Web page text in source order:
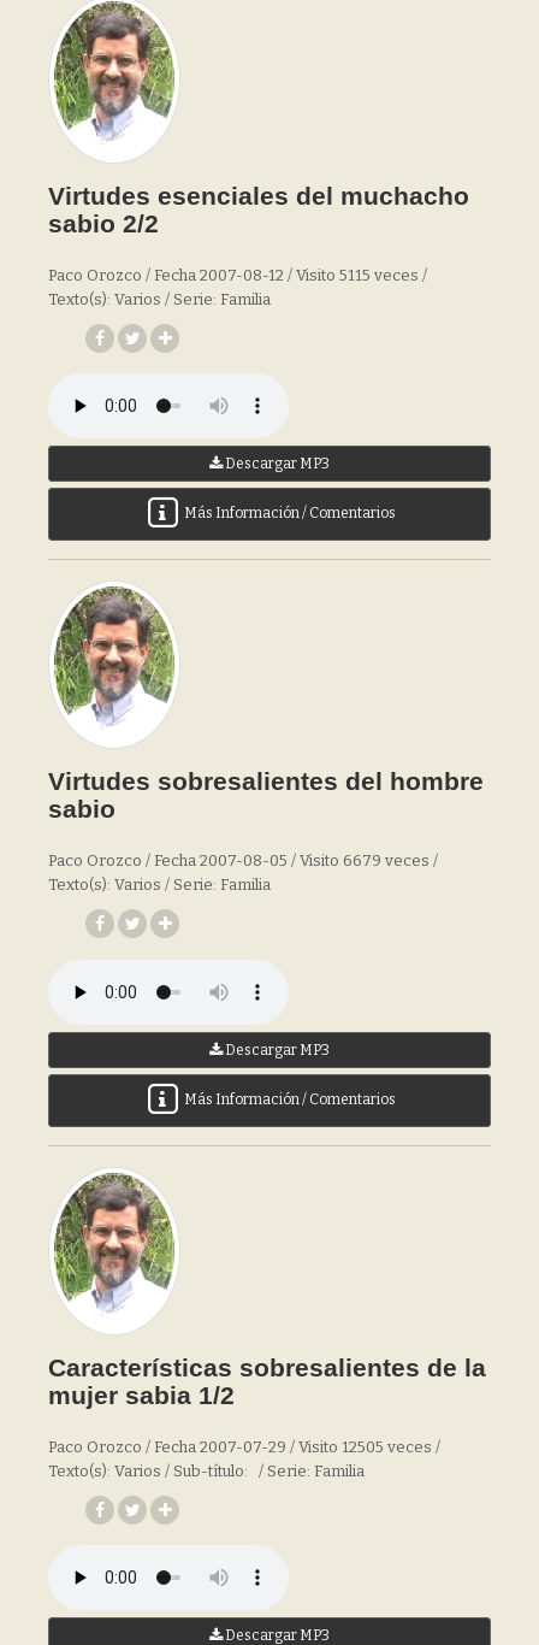
Virtudes esenciales del muchacho
sabio 2/2
Paco Orozco / Fecha 2007-08-12 / Visito 5115 veces /
Texto(s): Varios / Serie: Familia
Descargar MP3
Más Información / Comentarios
Virtudes sobresalientes del hombre
sabio
Paco Orozco / Fecha 2007-08-05 / Visito 6679 veces /
Texto(s): Varios / Serie: Familia
Descargar MP3
Más Información / Comentarios
Características sobresalientes de la
mujer sabia 1/2
Paco Orozco / Fecha 2007-07-29 / Visito 12505 veces /
Texto(s): Varios / Sub-título: / Serie: Familia
Descargar MP3